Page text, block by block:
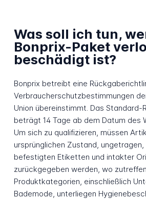
Was soll ich tun,
Bonprix-Paket
beschädigt ist?
Bonprix betreibt eine
Verbraucherschutzbestimmungen
Union übereinstimmt. Das
beträgt 14 Tage ab dem Datum des
Um sich zu qualifizieren, müssen
ursprünglichen Zustand,
befestigten Etiketten und intakter
zurückgegeben werden, wo
Produktkategorien, einschließlich
Bademode, unterliegen